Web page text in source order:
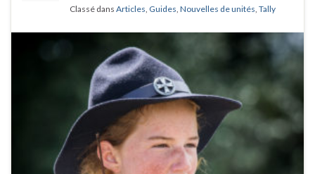
Classé dans Articles, Guides, Nouvelles de unités, Tally